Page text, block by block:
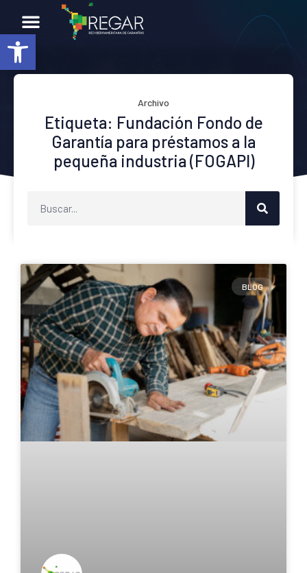
Abrir barra de herramientas
Archivo
Etiqueta: Fundación Fondo de
Garantía para préstamos a la
pequeña industria (FOGAPI)
BLOG